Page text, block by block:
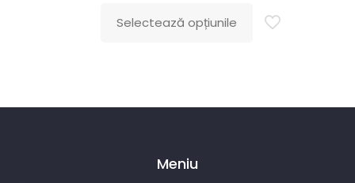
prețuri:
Selectează opțiunile
Acest
Meniu